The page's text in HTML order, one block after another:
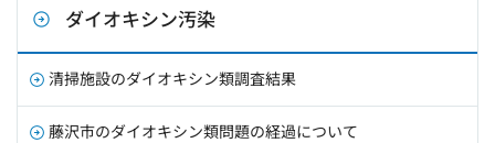
ダイオキシン汚染
清掃施設のダイオキシン類調査結果
藤沢市のダイオキシン類問題の経過について